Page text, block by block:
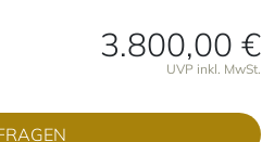
3.800,00 €
UVP inkl. MwSt.